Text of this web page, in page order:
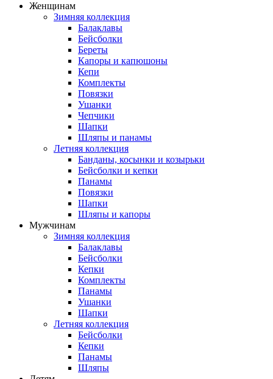
Женщинам
Зимняя коллекция
Балаклавы
Бейсболки
Береты
Капоры и капюшоны
Кепи
Комплекты
Повязки
Ушанки
Чепчики
Шапки
Шляпы и панамы
Летняя коллекция
Банданы, косынки и козырьки
Бейсболки и кепки
Панамы
Повязки
Шапки
Шляпы и капоры
Мужчинам
Зимняя коллекция
Балаклавы
Бейсболки
Кепки
Комплекты
Панамы
Ушанки
Шапки
Летняя коллекция
Бейсболки
Кепки
Панамы
Шляпы